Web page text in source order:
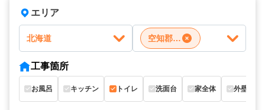
エリア
北海道 空知郡奈井江町
工事箇所
お風呂 キッチン トイレ 洗面台 家全体 外壁